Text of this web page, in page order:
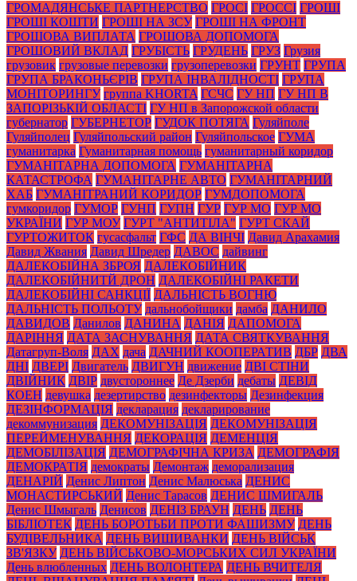
ГРОМАДЯНСЬКЕ ПАРТНЕРСТВО ГРОСІ ГРОССІ ГРОШІ
ГРОШІ КОШТИ ГРОШІ НА ЗСУ ГРОШІ НА ФРОНТ
ГРОШОВА ВИПЛАТА ГРОШОВА ДОПОМОГА
ГРОШОВИЙ ВКЛАД ГРУБІСТЬ ГРУДЕНЬ ГРУЗ Грузия
грузовик грузовые перевозки грузоперевозки ГРУНТ ГРУПА
ГРУПА БРАКОНЬЄРІВ ГРУПА ІНВАЛІДНОСТІ ГРУПА
МОНІТОРИНГУ группа KHORTA ГСЧС ГУ НП ГУ НП В
ЗАПОРІЗЬКІЙ ОБЛАСТІ ГУ НП в Запорожской области
губернатор ГУБЕРНЕТОР ГУДОК ПОТЯГА Гуляйполе
Гуляйполец Гуляйпольский район Гуляйпольское ГУМА
гуманитарка Гуманитарная помощь гуманитарный коридор
ГУМАНІТАРНА ДОПОМОГА ГУМАНІТАРНА
КАТАСТРОФА ГУМАНІТАРНЕ АВТО ГУМАНІТАРНИЙ
ХАБ ГУМАНІТРАНИЙ КОРИДОР ГУМДОПОМОГА
гумкоридор ГУМОР ГУНП ГУПН ГУР ГУР МО ГУР МО
УКРАЇНИ ГУР МОУ ГУРТ "АНТИТІЛА" ГУРТ СКАЙ
ГУРТОЖИТОК гусасфальт ГФС ДА ВІНЧІ Давид Арахамия
Давид Жвания Давид Шредер ДАВОС дайвинг
ДАЛЕКОБІЙНА ЗБРОЯ ДАЛЕКОБІЙНИК
ДАЛЕКОБІЙНИТЙ ДРОН ДАЛЕКОБІЙНІ РАКЕТИ
ДАЛЕКОБІЙНІ САНКЦІЇ ДАЛЬНІСТЬ ВОГНЮ
ДАЛЬНІСТЬ ПОЛЬОТУ дальнобойщики дамба ДАНИЛО
ДАВИДОВ Данилов ДАНИНА ДАНІЯ ДАПОМОГА
ДАРІННЯ ДАТА ЗАСНУВАННЯ ДАТА СВЯТКУВАННЯ
Датагруп-Воля ДАХ дача ДАЧНИЙ КООПЕРАТИВ ДБР ДВА
ДНІ ДВЕРІ Двигатель ДВИГУН движение ДВІ СТІНИ
ДВІЙНИК ДВІР двустороннее Де Дзерби дебаты ДЕВІД
КОЕН девушка дезертирство дезинфекторы Дезинфекция
ДЕЗІНФОРМАЦІЯ декларация декларирование
декоммунизация ДЕКОМУНІЗАЦІЯ ДЕКОМУНІЗАЦІЯ
ПЕРЕЙМЕНУВАННЯ ДЕКОРАЦІЯ ДЕМЕНЦІЯ
ДЕМОБІЛІЗАЦІЯ ДЕМОГРАФІЧНА КРИЗА ДЕМОГРАФІЯ
ДЕМОКРАТІЯ демократы Демонтаж деморализация
ДЕНАРІЙ Денис Липтон Денис Малюська ДЕНИС
МОНАСТИРСЬКИЙ Денис Тарасов ДЕНИС ШМИГАЛЬ
Денис Шмыгаль Денисов ДЕНІЗ БРАУН ДЕНЬ ДЕНЬ
БІБЛІОТЕК ДЕНЬ БОРОТЬБИ ПРОТИ ФАШИЗМУ ДЕНЬ
БУДІВЕЛЬНИКА ДЕНЬ ВИШИВАНКИ ДЕНЬ ВІЙСЬК
ЗВ'ЯЗКУ ДЕНЬ ВІЙСЬКОВО-МОРСЬКИХ СИЛ УКРАЇНИ
День влюбленных ДЕНЬ ВОЛОНТЕРА ДЕНЬ ВЧИТЕЛЯ